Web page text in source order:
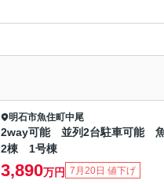
明石市魚住町中尾
2way可能 並列2台駐車可能
2棟 1号棟
3,890万円 7月20日 値下げ